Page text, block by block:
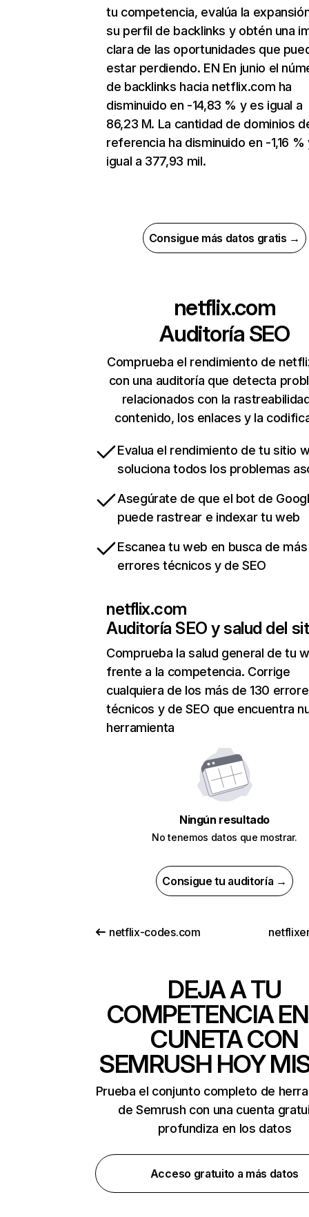
tu competencia, evalúa la
su perfil de backlinks y obtén una
clara de las oportunidades que
estar perdiendo. EN En junio el
de backlinks hacia netflix.com ha
disminuido en -14,83 % y es igual a
86,23 M. La cantidad de dominios
referencia ha disminuido en -1,16 %
igual a 377,93 mil.
Consigue más datos gratis →
netflix.com
Auditoría SEO
Comprueba el rendimiento de
con una auditoría que detecta
relacionados con la
contenido, los enlaces y la
Evalua el rendimiento de tu sitio
soluciona todos los problemas
Asegúrate de que el bot de
puede rastrear e indexar tu web
Escanea tu web en busca de
errores técnicos y de SEO
netflix.com
Auditoría SEO y salud del
Comprueba la salud general de tu
frente a la competencia. Corrige
cualquiera de los más de 130
técnicos y de SEO que encuentra
herramienta
Ningún resultado
No tenemos datos que mostrar.
Consigue tu auditoría →
netflix-codes.com
DEJA A TU
COMPETENCIA
CUNETA CON
SEMRUSH HOY
Prueba el conjunto completo de
de Semrush con una cuenta
profundiza en los datos
Acceso gratuito a más datos